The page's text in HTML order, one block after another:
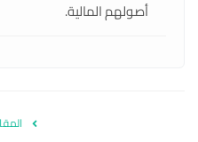
أصولهم المالية.